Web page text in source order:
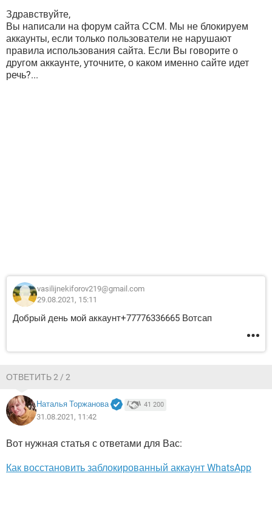
Здравствуйте,
Вы написали на форум сайта ССМ. Мы не блокируем
аккаунты, если только пользователи не нарушают
правила использования сайта. Если Вы говорите о
другом аккаунте, уточните, о каком именно сайте идет
речь?...
vasilijnekiforov219@gmail.com
29.08.2021, 15:11
Добрый день мой аккаунт+77776336665 Вотсап
ОТВЕТИТЬ 2 / 2
Наталья Торжанова 41 200
31.08.2021, 11:42
Вот нужная статья с ответами для Вас:
Как восстановить заблокированный аккаунт WhatsApp